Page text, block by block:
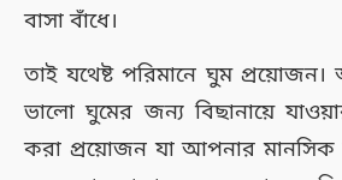
বাসা বাঁধে।
তাই যথেষ্ট পরিমানে ঘুম প্রয়োজন।
ভালো ঘুমের জন্য বিছানায়ে
করা প্রয়োজন যা আপনার মানসিক